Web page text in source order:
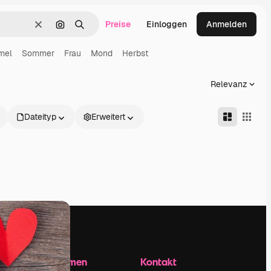
LöschenNach Bild suchen
SuchenPreise Einloggen Anmelden
Sommer Frau Mond Herbst
Relevanz
Dateityp Erweitert
Unternehmen
Kontakt